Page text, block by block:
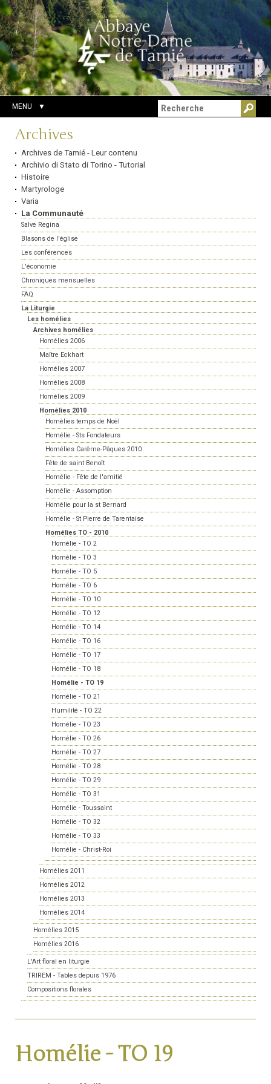
Aller
au
contenu.
|
Aller
à
la
navigation
Outils
personnels
Chercher par
Recherche
avancée…
MENU
Navigation
Archives
Archives de Tamié - Leur contenu
Archivio di Stato di Torino - Tutorial
Histoire
Martyrologe
Varia
La Communauté
Salve Regina
Blasons de l'église
Les conférences
L'économie
Chroniques mensuelles
FAQ
La Liturgie
Les homélies
Archives homélies
Homélies 2006
Maître Eckhart
Homélies 2007
Homélies 2008
Homélies 2009
Homélies 2010
Homélies temps de Noël
Homélie - Sts Fondateurs
Homélies Carême-Pâques 2010
Fête de saint Benoît
Homélie - Fête de l'amitié
Homélie - Assomption
Homélie pour la st Bernard
Homélie - St Pierre de Tarentaise
Homélies TO - 2010
Homélie - TO 2
Homélie - TO 3
Homélie - TO 5
Homélie - TO 6
Homélie - TO 10
Homélie - TO 12
Homélie - TO 14
Homélie - TO 16
Homélie - TO 17
Homélie - TO 18
Homélie - TO 19
Homélie - TO 21
Humilité - TO 22
Homélie - TO 23
Homélie - TO 26
Homélie - TO 27
Homélie - TO 28
Homélie - TO 29
Homélie - TO 31
Homélie - Toussaint
Homélie - TO 32
Homélie - TO 33
Homélie - Christ-Roi
Homélies 2011
Homélies 2012
Homélies 2013
Homélies 2014
Homélies 2015
Homélies 2016
L'Art floral en liturgie
TRIREM - Tables depuis 1976
Compositions florales
Homélie - TO 19